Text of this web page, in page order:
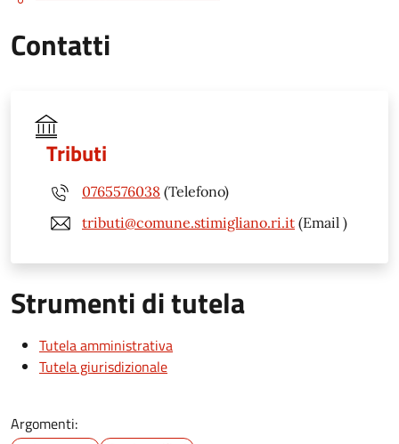
Contatti
Tributi
0765576038 (Telefono)
tributi@comune.stimigliano.ri.it (Email )
Strumenti di tutela
Tutela amministrativa
Tutela giurisdizionale
Argomenti: